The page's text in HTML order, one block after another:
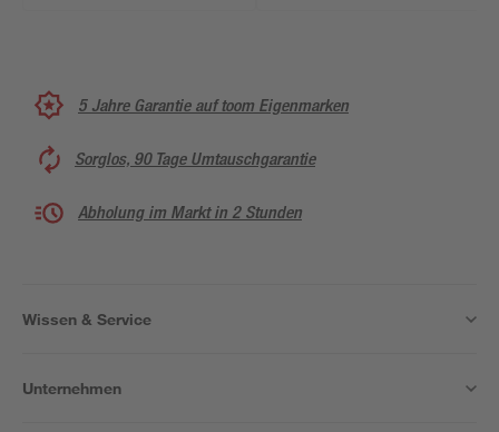
5 Jahre Garantie auf toom Eigenmarken
Sorglos, 90 Tage Umtauschgarantie
Abholung im Markt in 2 Stunden
Wissen & Service
Unternehmen